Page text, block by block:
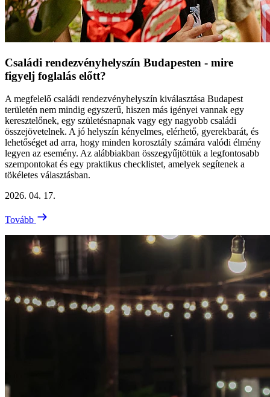
Családi rendezvényhelyszín Budapesten - mire
figyelj foglalás előtt?
A megfelelő családi rendezvényhelyszín kiválasztása Budapest
területén nem mindig egyszerű, hiszen más igényei vannak egy
keresztelőnek, egy születésnapnak vagy egy nagyobb családi
összejövetelnek. A jó helyszín kényelmes, elérhető, gyerekbarát, és
lehetőséget ad arra, hogy minden korosztály számára valódi élmény
legyen az esemény. Az alábbiakban összegyűjtöttük a legfontosabb
szempontokat és egy praktikus checklistet, amelyek segítenek a
tökéletes választásban.
2026. 04. 17.
Tovább